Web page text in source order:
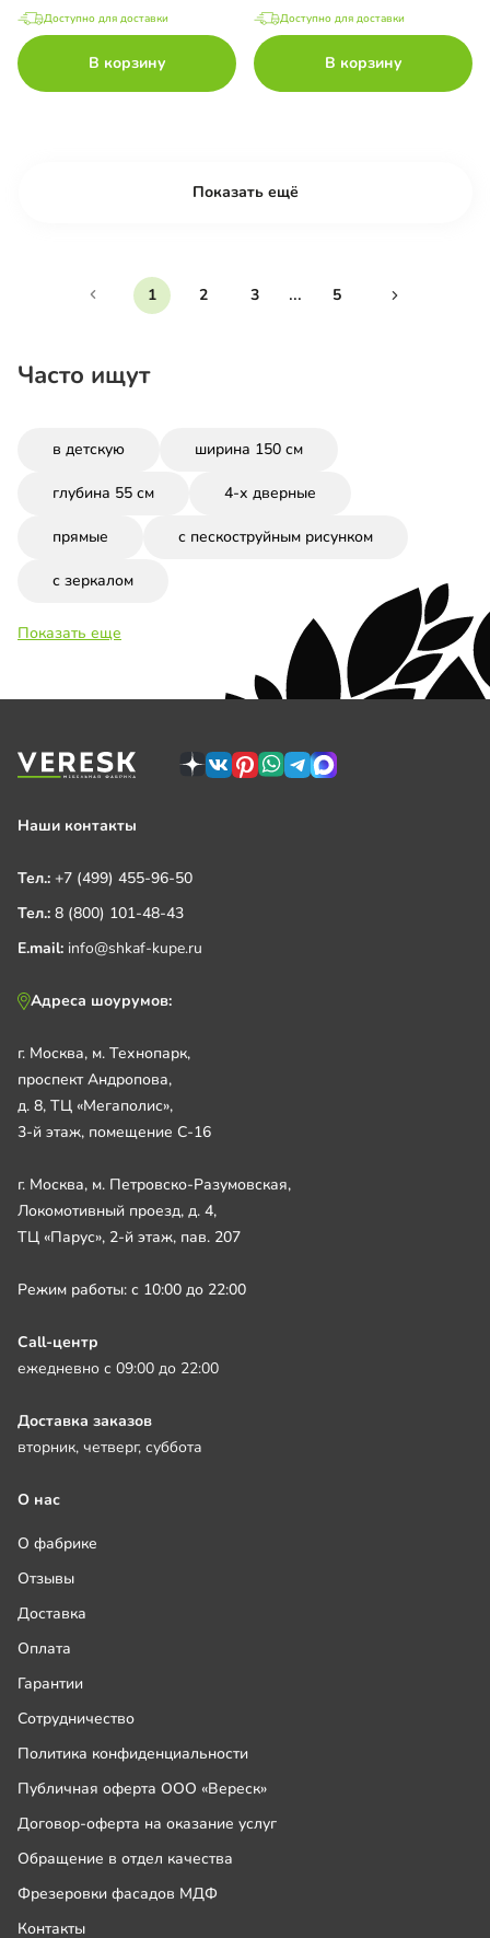
Доступно для доставки
В корзину
Доступно для доставки
В корзину
Показать ещё
1 2 3 ... 5
Часто ищут
в детскую ширина 150 см
глубина 55 см 4-х дверные
прямые с пескоструйным рисунком
с зеркалом
Показать еще
Наши контакты
Тел.: +7 (499) 455-96-50
Тел.: 8 (800) 101-48-43
E.mail: info@shkaf-kupe.ru
Адреса шоурумов:
г. Москва, м. Технопарк,
проспект Андропова,
д. 8, ТЦ «Мегаполис»,
3-й этаж, помещение С-16
г. Москва, м. Петровско-Разумовская,
Локомотивный проезд, д. 4,
ТЦ «Парус», 2-й этаж, пав. 207
Режим работы: с 10:00 до 22:00
Call-центр
ежедневно с 09:00 до 22:00
Доставка заказов
вторник, четверг, суббота
О нас
О фабрике
Отзывы
Доставка
Оплата
Гарантии
Сотрудничество
Политика конфиденциальности
Публичная оферта ООО «Вереск»
Договор-оферта на оказание услуг
Обращение в отдел качества
Фрезеровки фасадов МДФ
Контакты